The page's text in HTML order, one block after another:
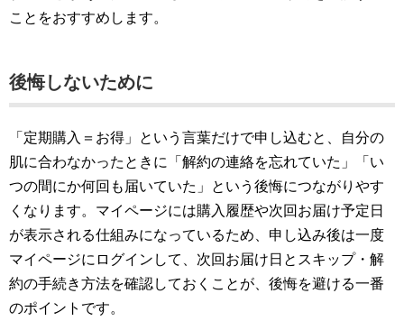
ことをおすすめします。
後悔しないために
「定期購入＝お得」という言葉だけで申し込むと、自分の
肌に合わなかったときに「解約の連絡を忘れていた」「い
つの間にか何回も届いていた」という後悔につながりやす
くなります。マイページには購入履歴や次回お届け予定日
が表示される仕組みになっているため、申し込み後は一度
マイページにログインして、次回お届け日とスキップ・解
約の手続き方法を確認しておくことが、後悔を避ける一番
のポイントです。